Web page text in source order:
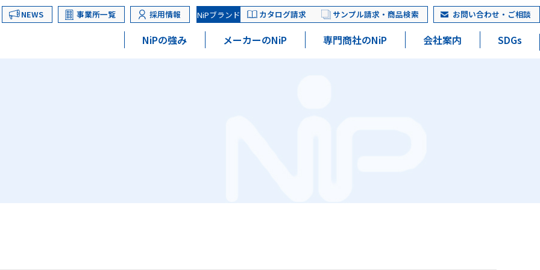
NEWS 事業所一覧 採用情報 NiPブランド カタログ請求 サンプル請求・商品検索 お問い合わせ・ご相談
NiPの強み メーカーのNiP 専門商社のNiP 会社案内 SDGs